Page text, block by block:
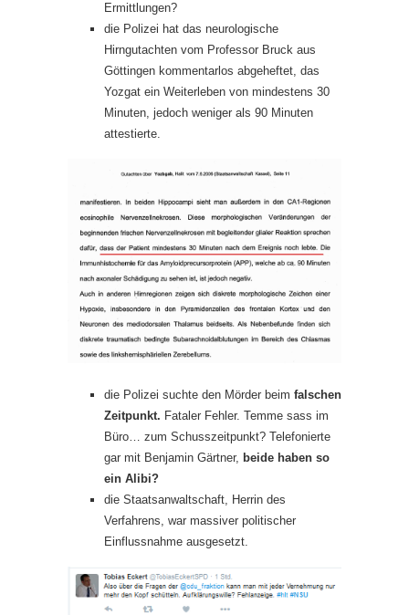
Ermittlungen?
die Polizei hat das neurologische
Hirngutachten vom Professor Bruck aus
Göttingen kommentarlos abgeheftet, das
Yozgat ein Weiterleben von mindestens 30
Minuten, jedoch weniger als 90 Minuten
attestierte.
die Polizei suchte den Mörder beim falschen
Zeitpunkt. Fataler Fehler. Temme sass im
Büro… zum Schusszeitpunkt? Telefonierte
gar mit Benjamin Gärtner, beide haben so
ein Alibi?
die Staatsanwaltschaft, Herrin des
Verfahrens, war massiver politischer
Einflussnahme ausgesetzt.